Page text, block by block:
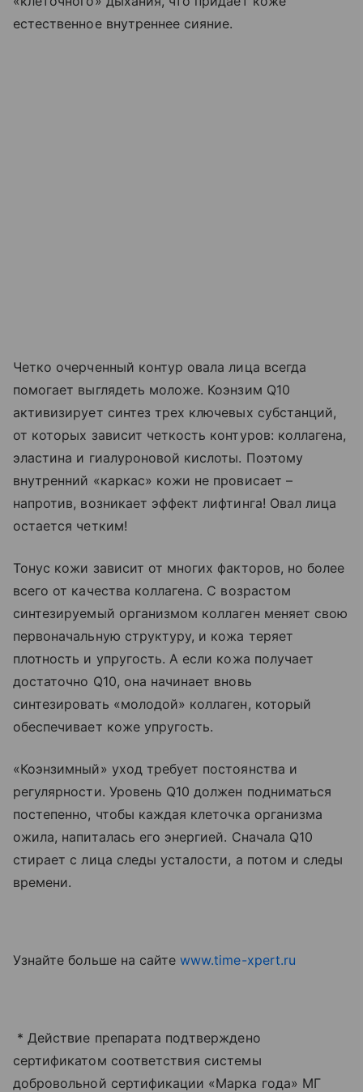
естественное внутреннее сияние.
Четко очерченный контур овала лица всегда
помогает выглядеть моложе. Коэнзим Q10
активизирует синтез трех ключевых субстанций,
от которых зависит четкость контуров: коллагена,
эластина и гиалуроновой кислоты. Поэтому
внутренний «каркас» кожи не провисает –
напротив, возникает эффект лифтинга! Овал лица
остается четким!
Тонус кожи зависит от многих факторов, но более
всего от качества коллагена. С возрастом
синтезируемый организмом коллаген меняет свою
первоначальную структуру, и кожа теряет
плотность и упругость. А если кожа получает
достаточно Q10, она начинает вновь
синтезировать «молодой» коллаген, который
обеспечивает коже упругость.
«Коэнзимный» уход требует постоянства и
регулярности. Уровень Q10 должен подниматься
постепенно, чтобы каждая клеточка организма
ожила, напиталась его энергией. Сначала Q10
стирает с лица следы усталости, а потом и следы
времени.
Узнайте больше на сайтеwww.time-xpert.ru
* Действие препарата подтверждено
сертификатом соответствия системы
добровольной сертификации «Марка года» МГ